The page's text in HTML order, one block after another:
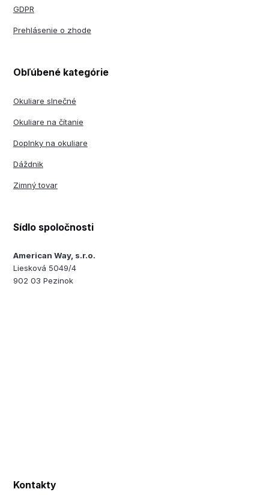
GDPR
Prehlásenie o zhode
Obľúbené kategórie
Okuliare slnečné
Okuliare na čítanie
Doplnky na okuliare
Dáždnik
Zimný tovar
Sídlo spoločnosti
American Way, s.r.o.
Liesková 5049/4
902 03 Pezinok
Kontakty